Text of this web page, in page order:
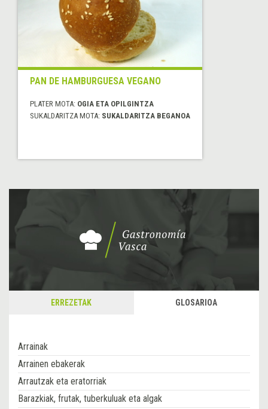
PAN DE HAMBURGUESA VEGANO
PLATER MOTA: OGIA ETA OPILGINTZA
SUKALDARITZA MOTA: SUKALDARITZA BEGANOA
ERREZETAK GLOSARIOA
Arrainak
Arrainen ebakerak
Arrautzak eta eratorriak
Barazkiak, frutak, tuberkuluak eta algak